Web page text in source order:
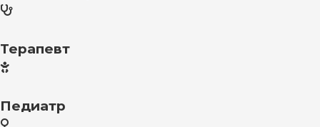
Терапевт
Педиатр